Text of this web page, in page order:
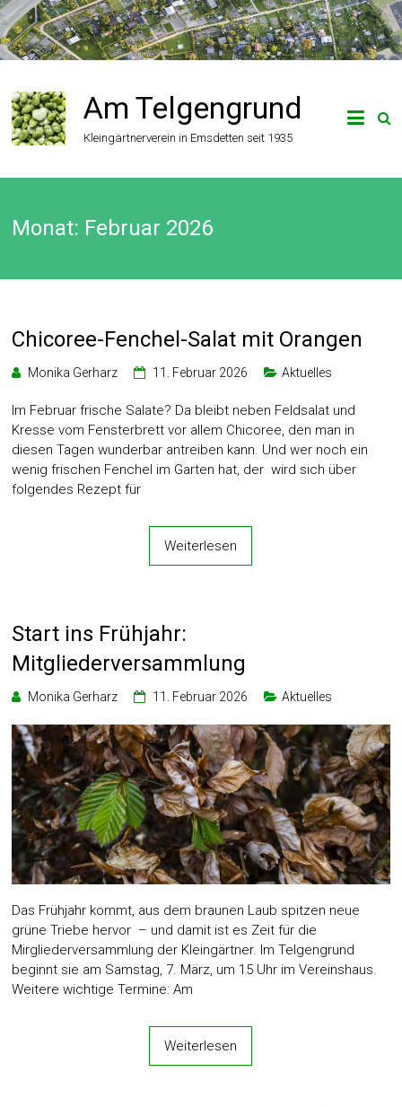
Zum
Inhalt
springen
Am Telgengrund
Kleingärtnerverein in Emsdetten seit 1935
Monat: Februar 2026
Chicoree-Fenchel-Salat mit Orangen
Monika Gerharz 11. Februar 2026 Aktuelles
Im Februar frische Salate? Da bleibt neben Feldsalat und
Kresse vom Fensterbrett vor allem Chicoree, den man in
diesen Tagen wunderbar antreiben kann. Und wer noch ein
wenig frischen Fenchel im Garten hat, der wird sich über
folgendes Rezept für
Weiterlesen
Start ins Frühjahr:
Mitgliederversammlung
Monika Gerharz 11. Februar 2026 Aktuelles
Das Frühjahr kommt, aus dem braunen Laub spitzen neue
grüne Triebe hervor – und damit ist es Zeit für die
Mirgliederversammlung der Kleingärtner. Im Telgengrund
beginnt sie am Samstag, 7. März, um 15 Uhr im Vereinshaus.
Weitere wichtige Termine: Am
Weiterlesen